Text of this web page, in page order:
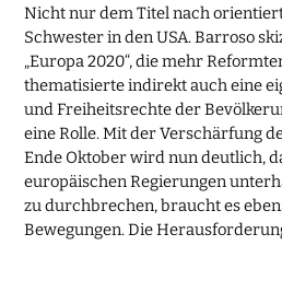
Nicht nur dem Titel nach
Schwester in den USA. Barroso
„Europa 2020“, die mehr
thematisierte indirekt auch eine
und Freiheitsrechte der
eine Rolle. Mit der Verschärfung
Ende Oktober wird nun deutlich,
europäischen Regierungen
zu durchbrechen, braucht es
Bewegungen. Die